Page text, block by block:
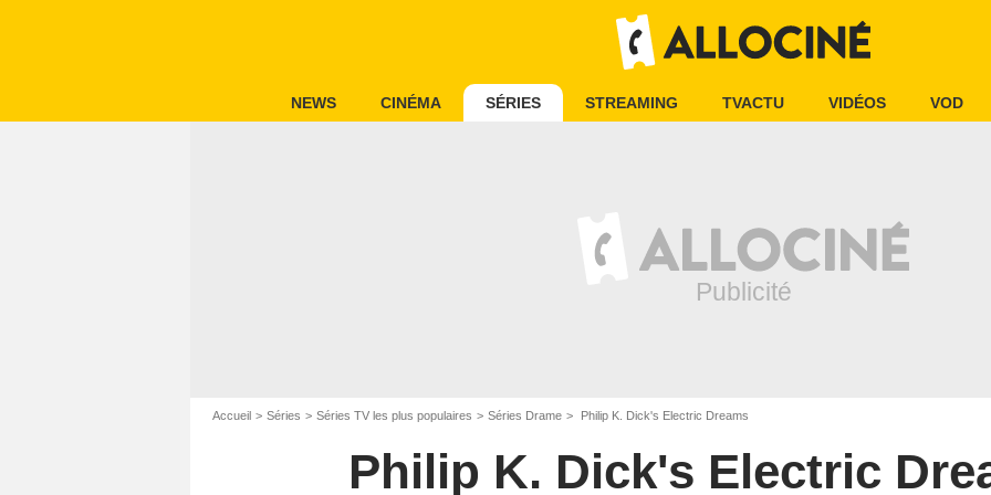
NEWS CINÉMA SÉRIES STREAMING TVACTU VIDÉOS VOD
Accueil Séries Séries TV les plus populaires Séries Drame Philip K. Dick's Electric Dreams
Philip K. Dick's Electric